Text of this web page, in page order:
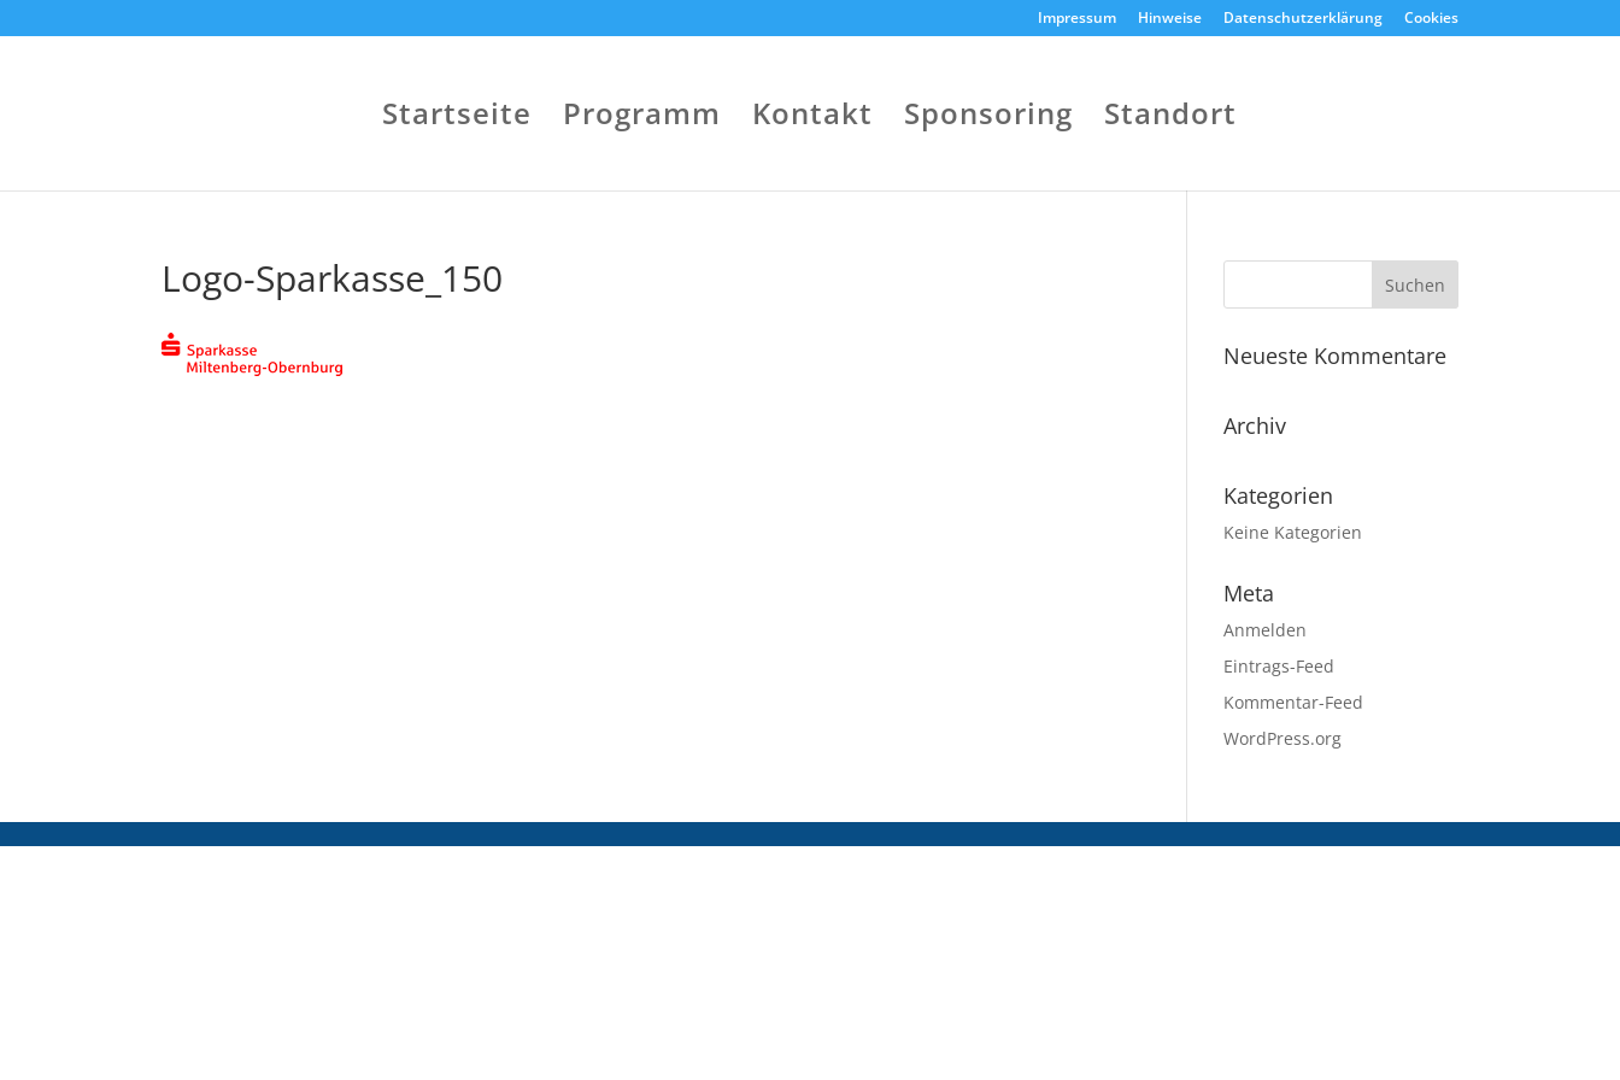
Impressum Hinweise Datenschutzerklärung Cookies
Startseite Programm Kontakt Sponsoring Standort
Logo-Sparkasse_150
Neueste Kommentare
Archiv
Kategorien
Keine Kategorien
Meta
Anmelden
Eintrags-Feed
Kommentar-Feed
WordPress.org